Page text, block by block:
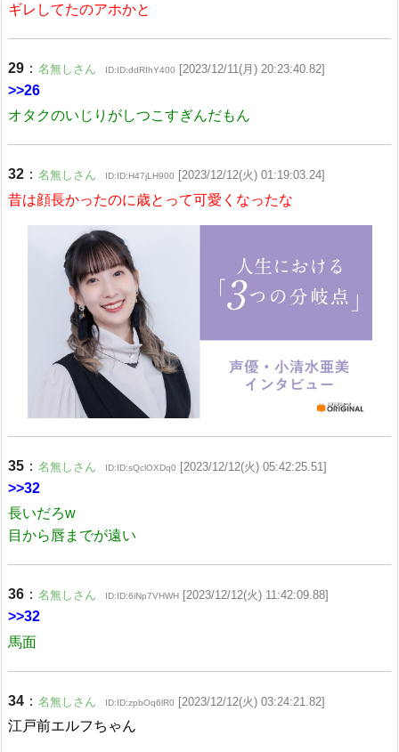
ギレしてたのアホかと
29 ： 名無しさん ID:ID:ddRIhY400 [2023/12/11(月) 20:23:40.82]
>>26
オタクのいじりがしつこすぎんだもん
32 ： 名無しさん ID:ID:H47jLH900 [2023/12/12(火) 01:19:03.24]
昔は顔長かったのに歳とって可愛くなったな
35 ： 名無しさん ID:ID:sQclOXDq0 [2023/12/12(火) 05:42:25.51]
>>32
長いだろw
目から唇までが遠い
36 ： 名無しさん ID:ID:6iNp7VHWH [2023/12/12(火) 11:42:09.88]
>>32
馬面
34 ： 名無しさん ID:ID:zpbOq6lR0 [2023/12/12(火) 03:24:21.82]
江戸前エルフちゃん